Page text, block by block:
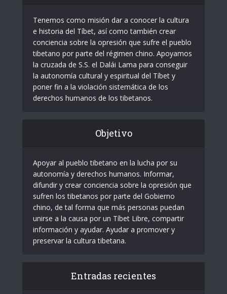
Tenemos como misión dar a conocer la cultura
e historia del Tíbet, así como también crear
conciencia sobre la opresión que sufre el pueblo
tibetano por parte del régimen chino. Apoyamos
la cruzada de S.S. el Dalái Lama para conseguir
la autonomía cultural y espiritual del Tíbet y
poner fin a la violación sistemática de los
derechos humanos de los tibetanos.
Objetivo
Apoyar al pueblo tibetano en la lucha por su
autonomía y derechos humanos. Informar,
difundir y crear conciencia sobre la opresión que
sufren los tibetanos por parte del Gobierno
chino, de tal forma que más personas puedan
unirse a la causa por un Tíbet Libre, compartir
información y ayudar. Ayudar a promover y
preservar la cultura tibetana.
Entradas recientes